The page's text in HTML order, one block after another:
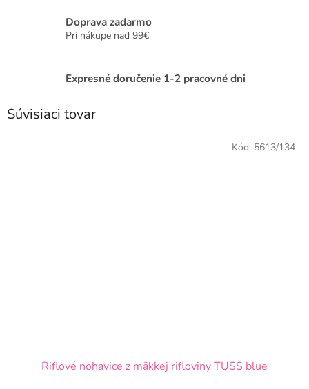
Doprava zadarmo
Pri nákupe nad 99€
Expresné doručenie 1-2 pracovné dni
Súvisiaci tovar
Riflové nohavice z mäkkej rifloviny TUSS blue
Kód: 5613/134